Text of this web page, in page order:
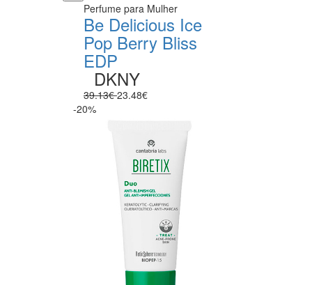
Perfume para Mulher
Be Delicious Ice
Pop Berry Bliss
EDP
DKNY
39.13€23.48€
-20%